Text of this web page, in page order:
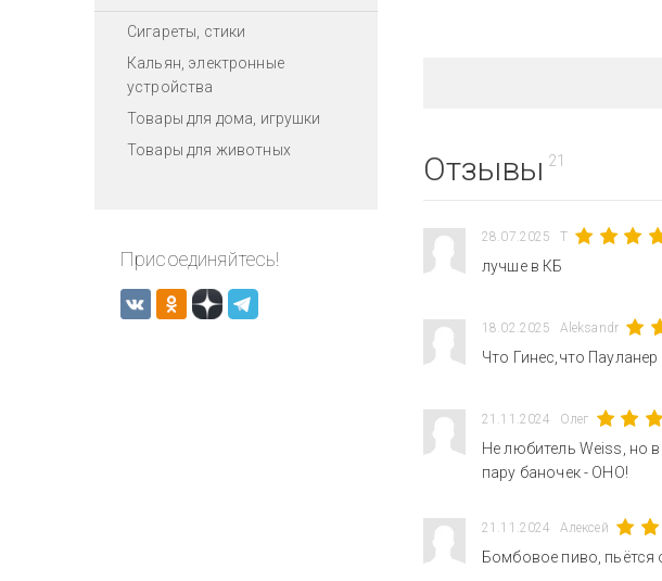
Сигареты, стики
Кальян, электронные
устройства
Товары для дома, игрушки
Товары для животных
Присоединяйтесь!
Отзывы 21
28.07.2025 T
лучше в КБ
18.02.2025 Aleksandr
Что Гинес,что
21.11.2024 Олег
Не любитель Weiss, но
пару баночек - ОНО!
21.11.2024 Алексей
Бомбовое пиво, пьётся